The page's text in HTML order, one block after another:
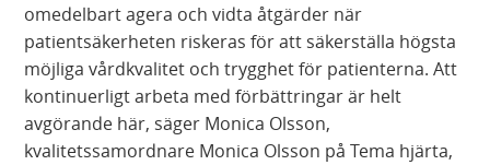
omedelbart agera och vidta åtgärder när
patientsäkerheten riskeras för att säkerställa högsta
möjliga vårdkvalitet och trygghet för patienterna. Att
kontinuerligt arbeta med förbättringar är helt
avgörande här, säger Monica Olsson,
kvalitetssamordnare Monica Olsson på Tema hjärta,